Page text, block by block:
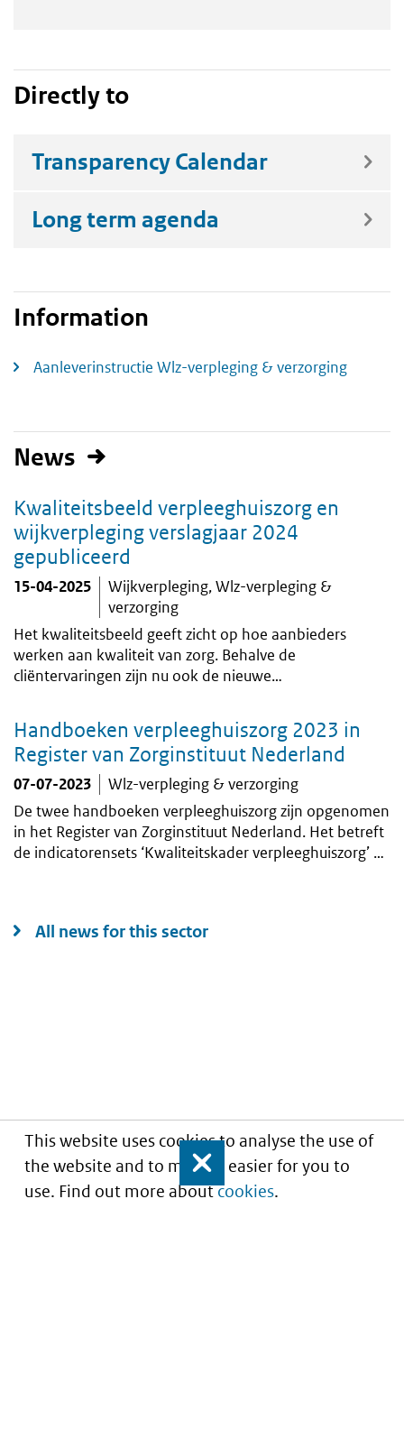
This website uses cookies to analyse the use of
the website and to make it easier for you to
use. Find out more aboutcookies.
Close
Directly to
Transparency Calendar
Long term agenda
Information
Aanleverinstructie Wlz-verpleging & verzorging
News
Kwaliteitsbeeld verpleeghuiszorg en
wijkverpleging verslagjaar 2024
gepubliceerd
15-04-2025 Wijkverpleging Wlz-verpleging &
verzorging
Het kwaliteitsbeeld geeft zicht op hoe aanbieders
werken aan kwaliteit van zorg. Behalve de
cliëntervaringen zijn nu ook de nieuwe
aanbieders van verpleeghuiszorg en wijkverpleging
aangeleverd en gepubliceerd.
Handboeken verpleeghuiszorg 2023 in
Register van Zorginstituut Nederland
07-07-2023
Wlz-verpleging & verzorging
De twee handboeken verpleeghuiszorg zijn opgenomen
in het Register van Zorginstituut Nederland. Het betreft
de indicatorensets ‘Kwaliteitskader verpleeghuiszorg’ en
All news for this sector